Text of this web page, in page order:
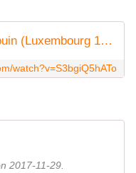
Sophie & Magaly - Papa Pingouin (Luxembourg 1980)
watch?v=S3bgiQ5hATo
2017-11-29.